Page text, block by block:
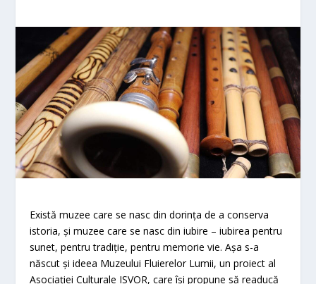
Există muzee care se nasc din dorința de a conserva
istoria, și muzee care se nasc din iubire – iubirea pentru
sunet, pentru tradiție, pentru memorie vie. Așa s-a
născut și ideea Muzeului Fluierelor Lumii, un proiect al
Asociației Culturale ISVOR, care își propune să readucă